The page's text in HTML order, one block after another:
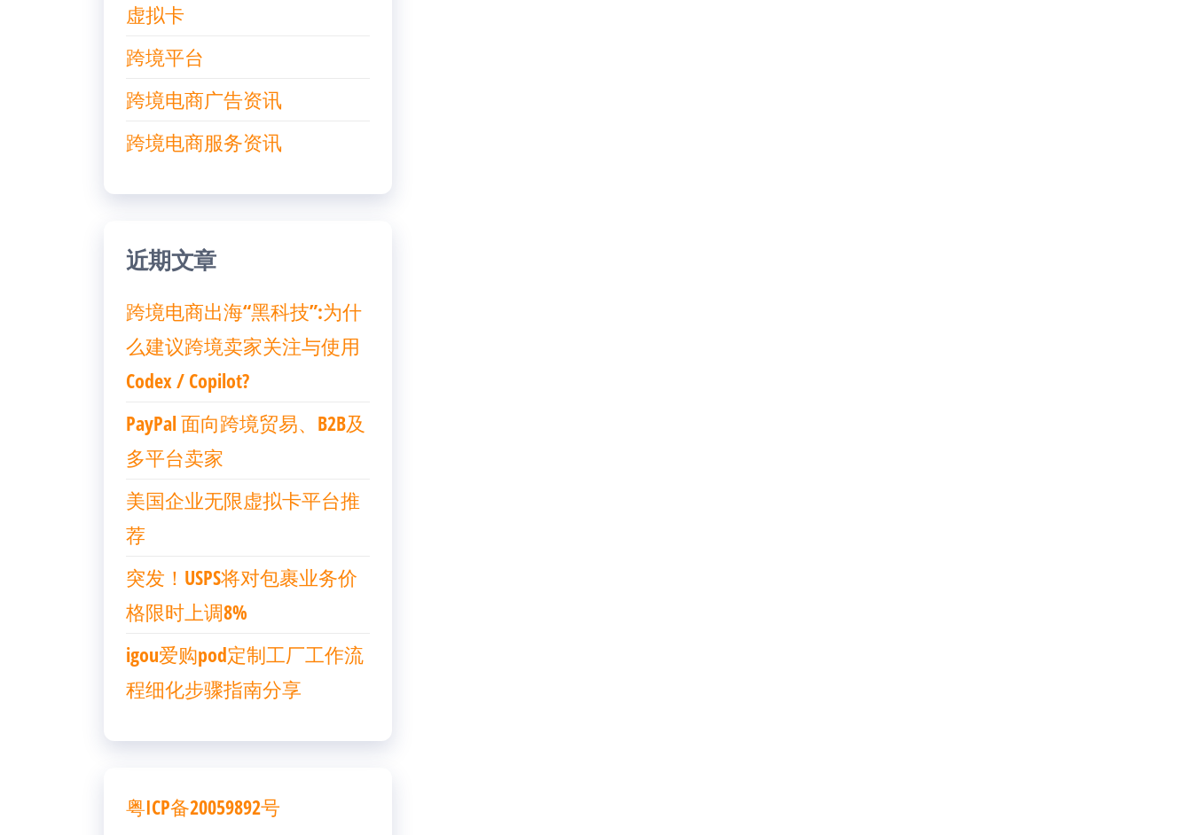
虚拟卡
跨境平台
跨境电商广告资讯
跨境电商服务资讯
近期文章
跨境电商出海“黑科技”:为什
么建议跨境卖家关注与使用
Codex / Copilot?
PayPal 面向跨境贸易、B2B及
多平台卖家
美国企业无限虚拟卡平台推
荐
突发！USPS将对包裹业务价
格限时上调8%
igou爱购pod定制工厂工作流
程细化步骤指南分享
粤ICP备20059892号